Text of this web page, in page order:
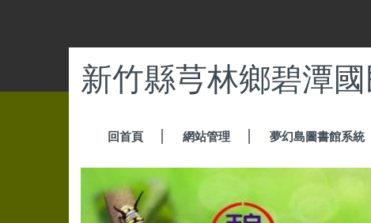
容
新竹縣芎林鄉碧潭
回首頁 網站管理 夢幻島圖書館系統